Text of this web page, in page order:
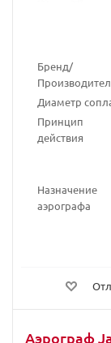
Бренд/
Диаметр
Принцип
действия
Назначение
аэрографа
Аэрограф